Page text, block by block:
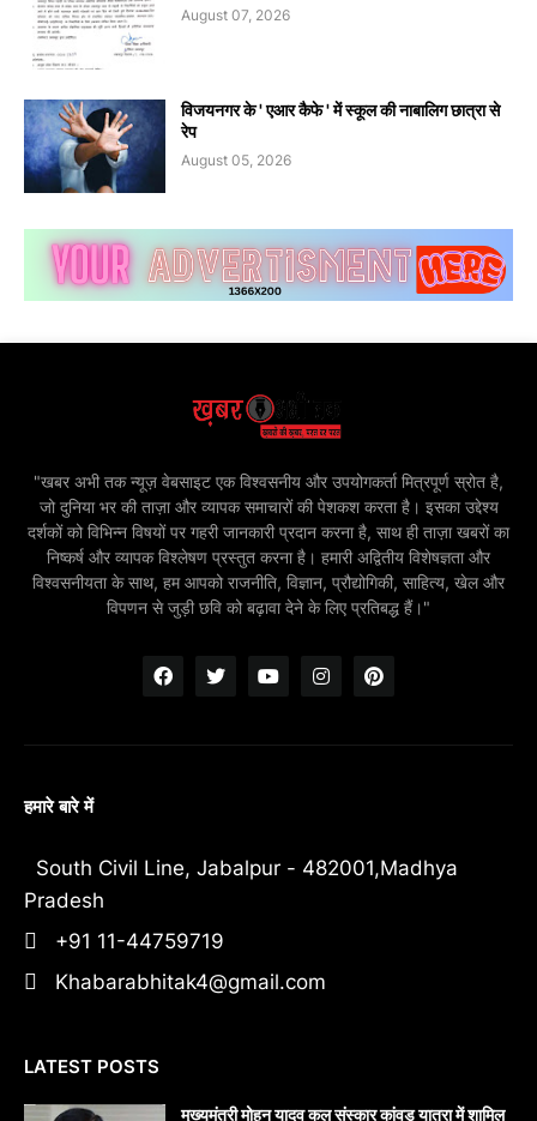
August 07, 2026
विजयनगर के ' एआर कैफे ' में स्कूल की नाबालिग छात्रा से
रेप
August 05, 2026
"खबर अभी तक न्यूज़ वेबसाइट एक विश्वसनीय और उपयोगकर्ता मित्रपूर्ण स्रोत है,
जो दुनिया भर की ताज़ा और व्यापक समाचारों की पेशकश करता है। इसका उद्देश्य
दर्शकों को विभिन्न विषयों पर गहरी जानकारी प्रदान करना है, साथ ही ताज़ा खबरों का
निष्कर्ष और व्यापक विश्लेषण प्रस्तुत करना है। हमारी अद्वितीय विशेषज्ञता और
विश्वसनीयता के साथ, हम आपको राजनीति, विज्ञान, प्रौद्योगिकी, साहित्य, खेल और
विपणन से जुड़ी छवि को बढ़ावा देने के लिए प्रतिबद्ध हैं।"
हमारे बारे में
South Civil Line, Jabalpur - 482001,Madhya
Pradesh
+91 11-44759719
Khabarabhitak4@gmail.com
LATEST POSTS
मुख्यमंत्री मोहन यादव कल संस्कार कांवड़ यात्रा में शामिल